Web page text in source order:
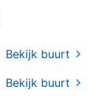
Bekijk buurt
Bekijk buurt